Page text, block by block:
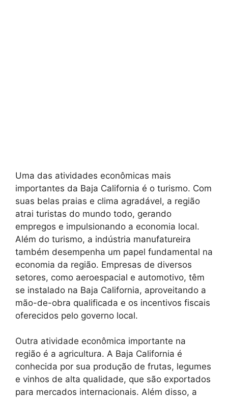
Uma das atividades econômicas mais
importantes da Baja California é o turismo. Com
suas belas praias e clima agradável, a região
atrai turistas do mundo todo, gerando
empregos e impulsionando a economia local.
Além do turismo, a indústria manufatureira
também desempenha um papel fundamental na
economia da região. Empresas de diversos
setores, como aeroespacial e automotivo, têm
se instalado na Baja California, aproveitando a
mão-de-obra qualificada e os incentivos fiscais
oferecidos pelo governo local.
Outra atividade econômica importante na
região é a agricultura. A Baja California é
conhecida por sua produção de frutas, legumes
e vinhos de alta qualidade, que são exportados
para mercados internacionais. Além disso, a